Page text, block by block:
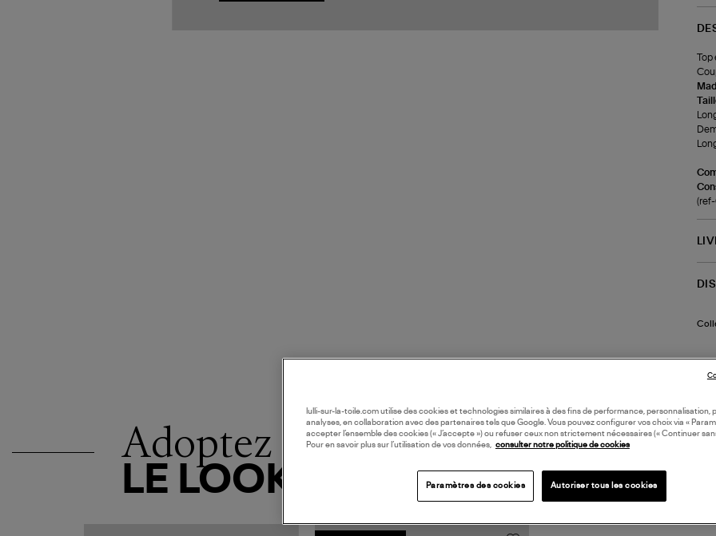
Adoptez
LE LOOK
lulli-sur-la-toile.com utilise des cookies et technologies similaires à des fins de performance, personnalisation,
analyses, en collaboration avec des partenaires tels que Google. Vous pouvez configurer vos choix via «
accepter l’ensemble des cookies (« J’accepte ») ou refuser ceux non strictement nécessaires (« Continuer
Pour en savoir plus sur l’utilisation de vos données, consulter notre politique de cookies
Paramètres des cookies Autoriser tous les cookies